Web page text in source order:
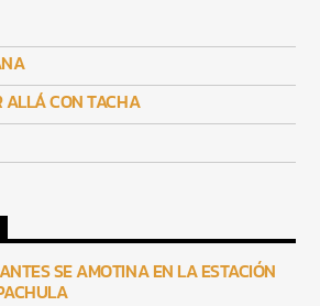
ALLÁ CON TACHA
SE AMOTINA EN LA ESTACIÓN